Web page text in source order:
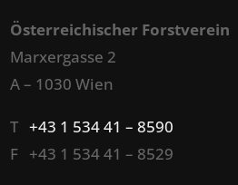
Österreichischer Forstverein
Marxergasse 2
A – 1030 Wien
T+43 1 534 41 – 8590
F +43 1 534 41 – 8529